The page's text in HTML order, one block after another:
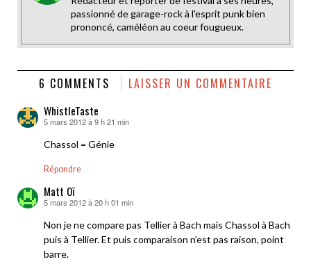
passionné de garage-rock à l'esprit punk bien
prononcé, caméléon au coeur fougueux.
6 COMMENTS LAISSER UN COMMENTAIRE
WhistleTaste
dit :
5 mars 2012 à 9 h 21 min
Chassol = Génie
Répondre
Matt Oï
dit :
5 mars 2012 à 20 h 01 min
Non je ne compare pas Tellier à Bach mais Chassol à Bach
puis à Tellier. Et puis comparaison n’est pas raison, point
barre.